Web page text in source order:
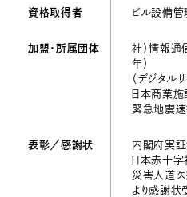
資格取得者 ビル設備管
加盟・所属団体
社）情報通
年）
（デジタル
日本商業施
緊急地震
表彰／感謝状
内閣府実
日本赤十字
災害人道
より感謝